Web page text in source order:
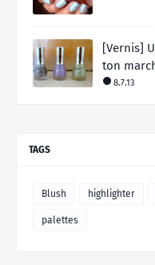
[Vernis]
ton
8.7.13
TAGS
Blush highlighter
palettes